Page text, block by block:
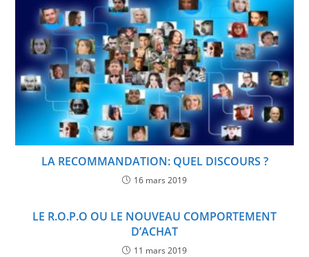
LA RECOMMANDATION: QUEL DISCOURS ?
16 mars 2019
LE R.O.P.O OU LE NOUVEAU COMPORTEMENT
D’ACHAT
11 mars 2019